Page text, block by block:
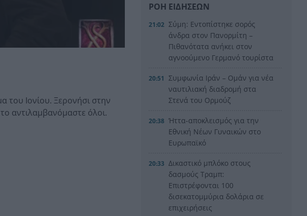
του Ιονίου. Ξερονήσι στην
αντιλαμβανόμαστε όλοι.
ΡΟΗ ΕΙΔΗΣΕΩΝ
21:02 Σύμη: Εντοπίστηκε σορός
άνδρα στον Πανορμίτη –
Πιθανότατα ανήκει στον
αγνοούμενο Γερμανό τουρίστα
20:51
Συμφωνία Ιράν – Ομάν για νέα
ναυτιλιακή διαδρομή στα
Στενά του Ορμούζ
20:38 Ήττα-αποκλεισμός για την
Εθνική Nέων Γυναικών στο
Ευρωπαϊκό
20:33 Δικαστικό μπλόκο στους
δασμούς Τραμπ:
Επιστρέφονται 100
δισεκατομμύρια δολάρια σε
επιχειρήσεις